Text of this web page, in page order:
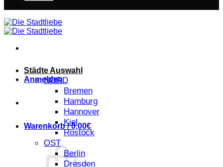
Anmelden
Warenkorb /0,00€
Städte Auswahl
NORD
Bremen
Hamburg
Hannover
Kiel
Rostock
OST
Berlin
Dresden